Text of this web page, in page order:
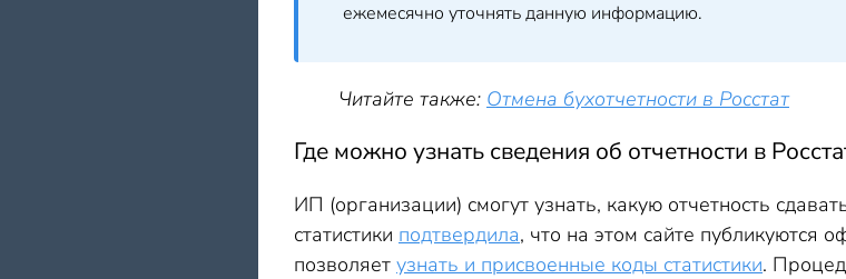
ежемесячно уточнять данную информацию.
Читайте также: Отмена бухотчетности в Росстат
Где можно узнать сведения об отчетности в
ИП (организации) смогут узнать, какую отчетность
статистики подтвердила, что на этом сайте публикуются
позволяет узнать и присвоенные коды статистики.